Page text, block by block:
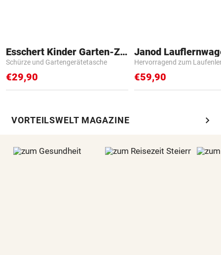
Esschert Kinder Garten-Zubehör
Schürze und Gartengerätetasche
€29,90
Janod
Hervorragend zum
€59,90
VORTEILSWELT MAGAZINE chevron_right